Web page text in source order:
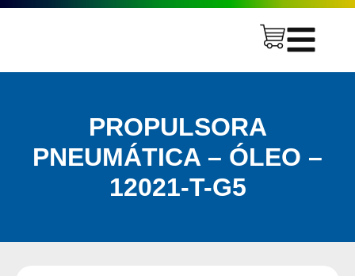
PROPULSORA
PNEUMÁTICA – ÓLEO –
12021-T-G5